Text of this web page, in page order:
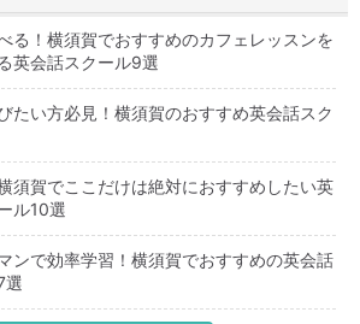
る！横須賀でおすすめのカフェレッスンを
英会話スクール9選
たい方必見！横須賀のおすすめ英会話スク
横須賀でここだけは絶対におすすめしたい英
ル10選
ンで効率学習！横須賀でおすすめの英会話
選